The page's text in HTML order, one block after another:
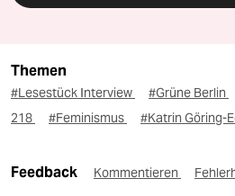
Themen
#Lesestück Interview #Grüne Berlin
218
#Feminismus #Katrin Göring-
Feedback Kommentieren